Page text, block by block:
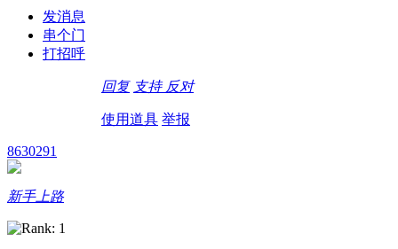
发消息
串个门
打招呼
回复 支持 反对
使用道具 举报
8630291
新手上路